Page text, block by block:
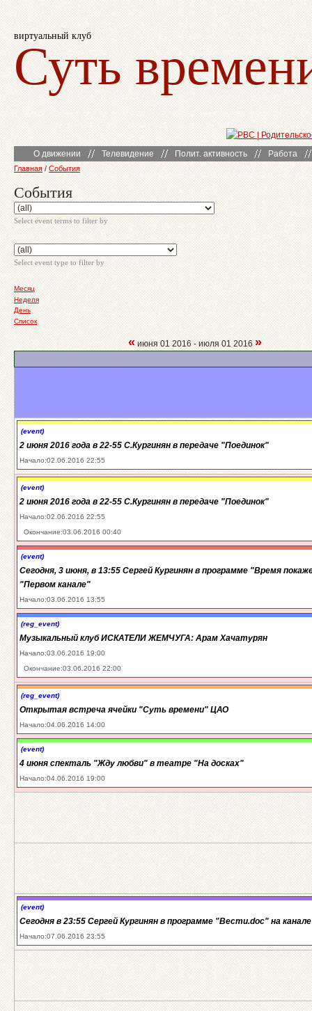
виртуальный клуб
Суть
О движении Телевидение Полит. активность Работа
Главная / События
События
Select event terms to filter by
Select event type to filter by
Месяц
Неделя
День
Список
«июня 01 2016 - июля 01 2016 »
(event)
2 июня 2016 года в 22-55 С.Кургинян в передаче "Поединок"
Начало:02.06.2016 22:55
(event)
2 июня 2016 года в 22-55 С.Кургинян в передаче "Поединок"
Начало:02.06.2016 22:55
Окончание:03.06.2016 00:40
(event)
Сегодня, 3 июня, в 13:55 Сергей Кургинян в программе "Время
"Первом канале"
Начало:03.06.2016 13:55
(reg_event)
Музыкальный клуб ИСКАТЕЛИ ЖЕМЧУГА: Арам Хачатурян
Начало:03.06.2016 19:00
Окончание:03.06.2016 22:00
(reg_event)
Открытая встреча ячейки "Суть времени" ЦАО
Начало:04.06.2016 14:00
(event)
4 июня спекталь "Жду любви" в театре "На досках"
Начало:04.06.2016 19:00
(event)
Сегодня в 23:55 Сергей Кургинян в программе "Вести.doc" на
Начало:07.06.2016 23:55